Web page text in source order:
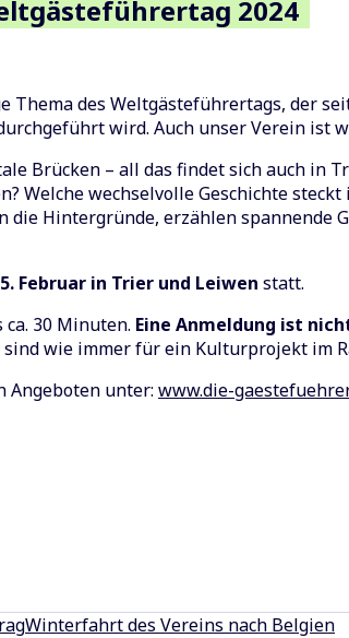
2024
Thema des Weltgästeführertags, der
wird. Auch unser Verein ist
Brücken – all das findet sich auch in
Welche wechselvolle Geschichte
Hintergründe, erzählen spannende
Februar in Trier und Leiwen statt.
30 Minuten. Eine Anmeldung ist
sind wie immer für ein Kulturprojekt im
Angeboten unter: www.die-
Winterfahrt des Vereins nach Belgien